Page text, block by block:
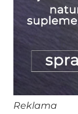
Reklama